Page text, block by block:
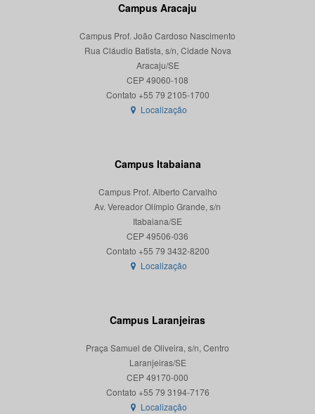
Campus Aracaju
Campus Prof. João Cardoso Nascimento
Rua Cláudio Batista, s/n, Cidade Nova
Aracaju/SE
CEP 49060-108
Localização
Campus Itabaiana
Campus Prof. Alberto Carvalho
Av. Vereador Olímpio Grande, s/n
Itabaiana/SE
CEP 49506-036
Localização
Campus Laranjeiras
Praça Samuel de Oliveira, s/n, Centro
Laranjeiras/SE
CEP 49170-000
Localização